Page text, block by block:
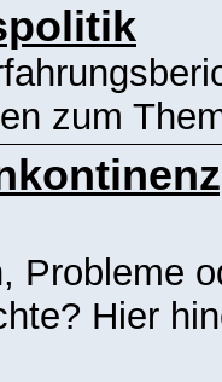
zum
Probleme
Hier